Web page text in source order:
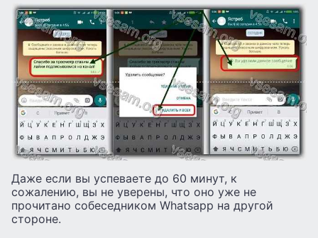
Даже если вы успеваете до 60 минут, к
сожалению, вы не уверены, что оно уже не
прочитано собеседником Whatsapp на другой
стороне.